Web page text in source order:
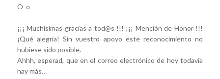
O_o
¡¡¡ Muchísimas gracias a tod@s !!! ¡¡¡ Mención de Honor !!!
¡Qué alegría! Sin vuestro apoyo este reconocimiento no
hubiese sido posible.
Ahhh, esperad, que en el correo electrónico de hoy todavía
hay más…